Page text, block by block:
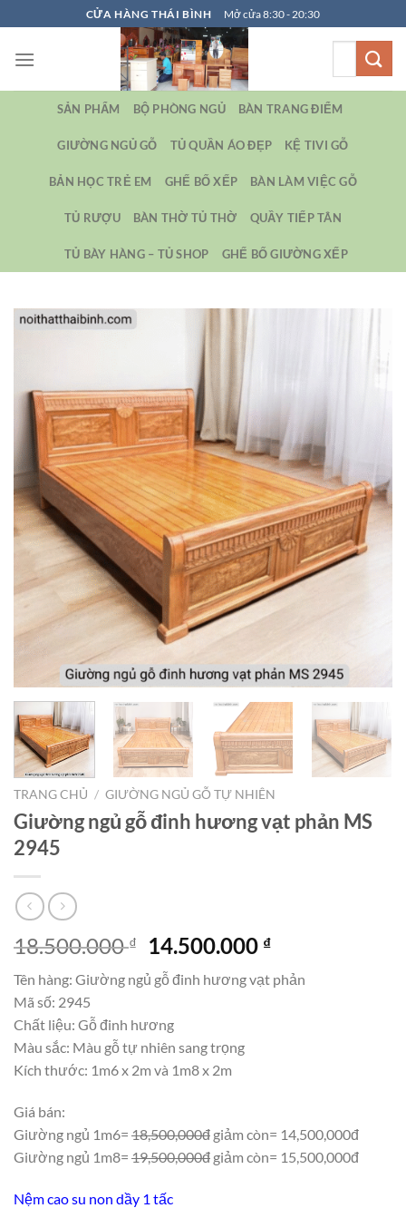
qua
nội
CỬA HÀNG THÁI BÌNH Mở cửa 8:30 - 20:30
SẢN PHẨM BỘ PHÒNG NGỦ BÀN TRANG ĐIỂM
GIƯỜNG NGỦ GỖ TỦ QUẦN ÁO ĐẸP KỆ TIVI GỖ
BẢN HỌC TRẺ EM GHẾ BỐ XẾP BÀN LÀM VIỆC GỖ
TỦ RƯỢU BÀN THỜ TỦ THỜ QUẦY TIẾP TÂN
TỦ BÀY HÀNG – TỦ SHOP GHẾ BỐ GIƯỜNG XẾP
TRANG CHỦ / GIƯỜNG NGỦ GỖ TỰ NHIÊN
Giường ngủ gỗ đinh hương vạt phản MS
2945
18.500.000₫
Giá
gốc
là:
14.500.000 ₫Giá
hiện
tại
Tên hàng: Giường ngủ gỗ đinh hương vạt phản
Mã số: 2945
Chất liệu: Gỗ đinh hương
Màu sắc: Màu gỗ tự nhiên sang trọng
Kích thước: 1m6 x 2m và 1m8 x 2m
Giá bán:
Giường ngủ 1m6= 18,500,000đ giảm còn= 14,500,000đ
Giường ngủ 1m8= 19,500,000đ giảm còn= 15,500,000đ
Nệm cao su non dầy 1 tấc